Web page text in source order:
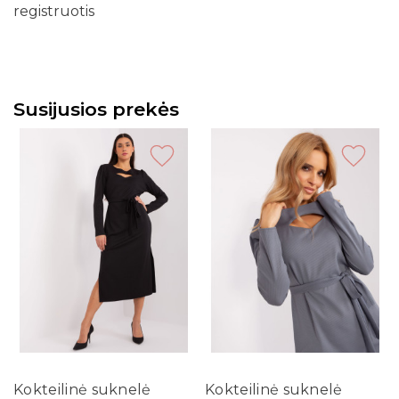
registruotis
Susijusios prekės
Kokteilinė suknelė
Kokteilinė suknelė